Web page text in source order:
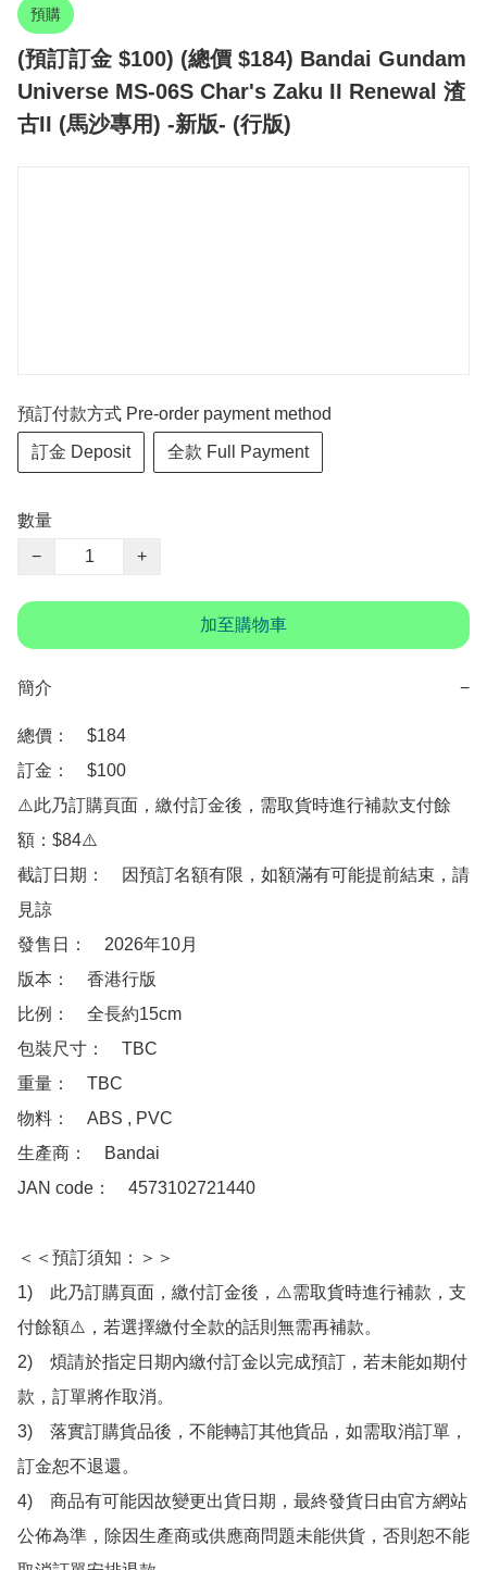
預購
(預訂訂金 $100) (總價 $184) Bandai Gundam
Universe MS-06S Char's Zaku II Renewal 渣
古II (馬沙專用) -新版- (行版)
預訂付款方式 Pre-order payment method
訂金 Deposit 全款 Full Payment
數量
−
+
加至購物車
簡介 −
總價：　$184
訂金：　$100
⚠️此乃訂購頁面，繳付訂金後，需取貨時進行補款支付餘
額：$84⚠️
截訂日期：　因預訂名額有限，如額滿有可能提前結束，請
見諒
發售日：　2026年10月
版本：　香港行版
比例：　全長約15cm
包裝尺寸：　TBC
重量：　TBC
物料：　ABS , PVC
生產商：　Bandai
JAN code：　4573102721440
＜＜預訂須知：＞＞
1)　此乃訂購頁面，繳付訂金後，⚠️需取貨時進行補款，支
付餘額⚠️，若選擇繳付全款的話則無需再補款。
2)　煩請於指定日期內繳付訂金以完成預訂，若未能如期付
款，訂單將作取消。
3)　落實訂購貨品後，不能轉訂其他貨品，如需取消訂單，
訂金恕不退還。
4)　商品有可能因故變更出貨日期，最終發貨日由官方網站
公佈為準，除因生產商或供應商問題未能供貨，否則恕不能